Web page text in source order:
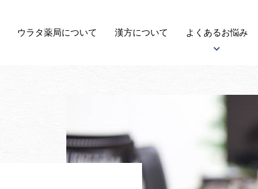
ウラタ薬局について 漢方について よくあるお悩み